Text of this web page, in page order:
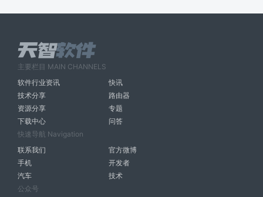
主要栏目 MAIN CHANNELS
软件行业资讯
快讯
技术分享
路由器
资源分享
专题
下载中心
问答
快速导航 Navigation
联系我们
官方微博
手机
开发者
汽车
技术
公众号